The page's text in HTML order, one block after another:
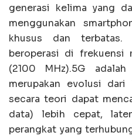
generasi kelima yang
menggunakan
khusus dan terbatas.
beroperasi di frekuensi
(2100 MHz).5G
merupakan evolusi
secara teori dapat
data) lebih cepat,
perangkat yang